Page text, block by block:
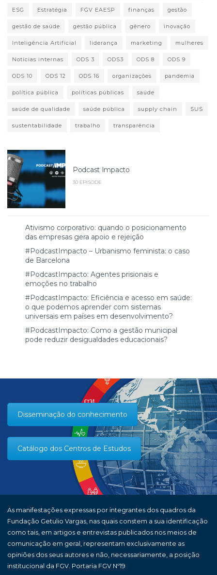
ESG Estratégia FGV EAESP finanças gestão
gestão de saúde gestão pública gênero inovação
Inteligência Artificial liderança marketing mulheres
Notícias internas ODS 3 ODS3 ODS 8 ODS 9
ODS 10 ODS 12 ODS 16 organizações pandemia
política pública políticas públicas saúde
saúde de qualidade saúde pública supply chain SUS
sustentabilidade trabalho transparência
Podcast Impacto
30 EPISODE
Ativismo corporativo: quando o posicionamento
das empresas gera apoio e rejeição
#PodcastImpacto – Urbanismo feminista: o caso
de Barcelona
#PodcastImpacto: Agentes prisionais e
emoções no trabalho
#PodcastImpacto: Eficiência e acesso em saúde:
o que podemos aprender com sistemas
universais em países em desenvolvimento?
#PodcastImpacto: Como a gestão municipal
pode reduzir desigualdades educacionais?
Disseminação do conhecimento
Catálogo dos Centros de Estudos
As manifestações expressas por integrantes dos quadros da
Fundação Getulio Vargas, nas quais constem a sua identificação
como tais, em artigos e entrevistas publicados nos meios de
comunicação em geral, representam exclusivamente as
opiniões dos seus autores e não, necessariamente, a posição
institucional da FGV. Portaria FGV Nº19